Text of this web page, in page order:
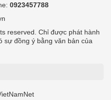
0923457788
reserved. Chỉ được phát hành
sự đồng ý bằng văn bản của